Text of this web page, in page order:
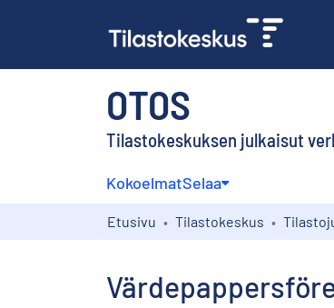
OTOS
Tilastokeskuksen julkaisut
KokoelmatSelaa
Etusivu Tilastokeskus